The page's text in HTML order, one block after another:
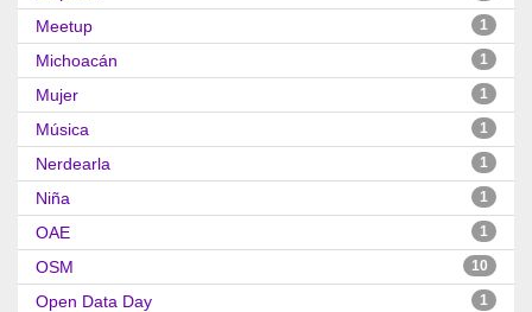
Meetup 1
Michoacán 1
Mujer 1
Música 1
Nerdearla 1
Niña 1
OAE 1
OSM 10
Open Data Day 1